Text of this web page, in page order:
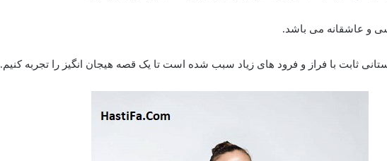
و عاشقانه می باشد.
ثابت با فراز و فرود های زیاد سبب شده است تا یک قصه هیجان انگیز را تجربه کنیم.